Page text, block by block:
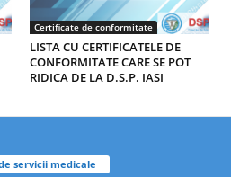
Certificate de conformitate
LISTA CU CERTIFICATELE DE
CONFORMITATE CARE SE POT
RIDICA DE LA D.S.P. IASI
servicii medicale